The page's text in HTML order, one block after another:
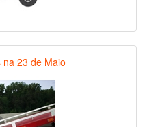
23 de Maio